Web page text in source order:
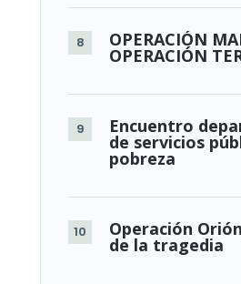
OPERACIÓN
OPERACIÓN
Encuentro
de servicios
pobreza
Operación
de la tragedia